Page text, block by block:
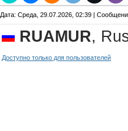
Дата: Среда, 29.07.2026, 02:39 |
RUAMUR,
Доступно только для пользователей